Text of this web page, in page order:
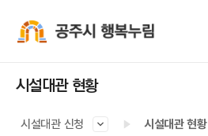
시설대관 현황
시설대관 신청 시설대관 현황